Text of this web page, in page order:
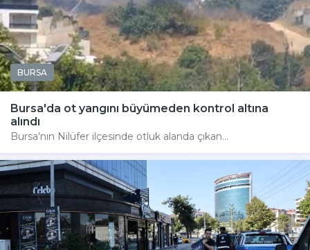
BURSA
Bursa'da ot yangını büyümeden kontrol altına
alındı
Bursa'nın Nilüfer ilçesinde otluk alanda çıkan...